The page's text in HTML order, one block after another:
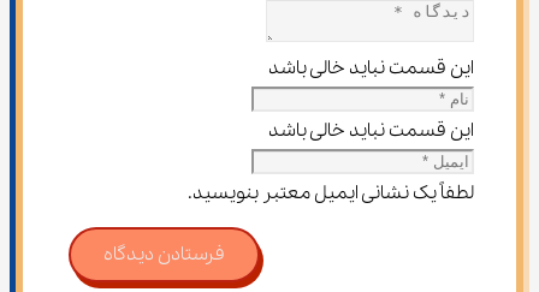
این قسمت نباید خالی باشد
این قسمت نباید خالی باشد
لطفاً یک نشانی ایمیل معتبر بنویسید.
فرستادن دیدگاه